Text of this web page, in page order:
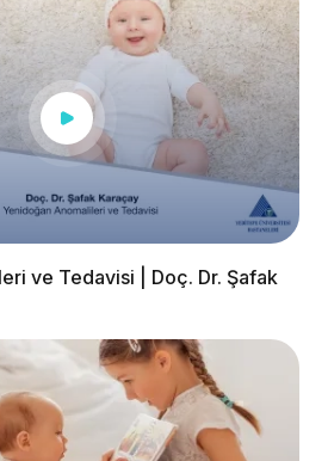
ve Tedavisi | Doç. Dr. Şafak